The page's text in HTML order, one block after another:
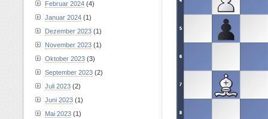
Februar 2024 (4)
Januar 2024 (1)
Dezember 2023 (1)
November 2023 (1)
Oktober 2023 (3)
September 2023 (2)
Juli 2023 (2)
Juni 2023 (1)
Mai 2023 (1)